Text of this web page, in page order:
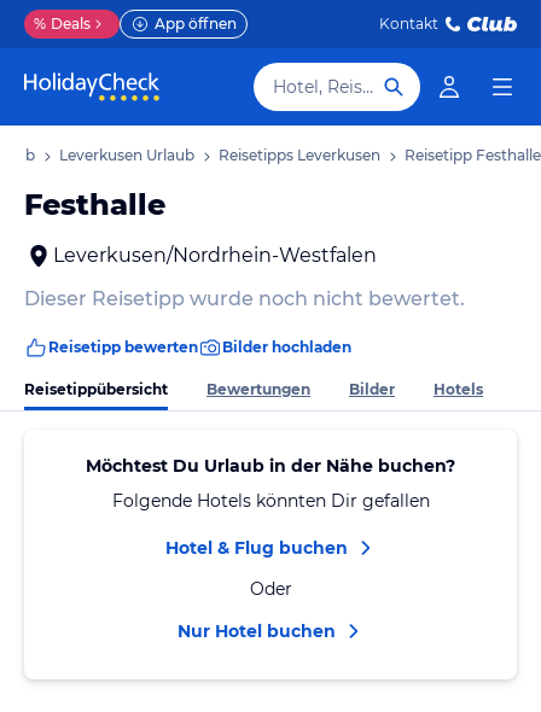
% Deals App öffnen Kontakt
Hotel, Reiseziel
Leverkusen Urlaub Reisetipps Leverkusen Reisetipp Festhalle
Festhalle
Leverkusen/Nordrhein-Westfalen
Dieser Reisetipp wurde noch nicht bewertet.
Reisetipp bewerten Bilder hochladen
Reisetippübersicht Bewertungen Bilder Hotels
Möchtest Du Urlaub in der Nähe buchen?
Folgende Hotels könnten Dir gefallen
Hotel & Flug buchen
Oder
Nur Hotel buchen